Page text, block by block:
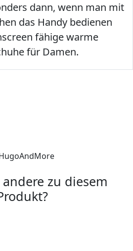
dann, wenn man mit
das Handy bedienen
fähige warme
für Damen.
andere zu diesem